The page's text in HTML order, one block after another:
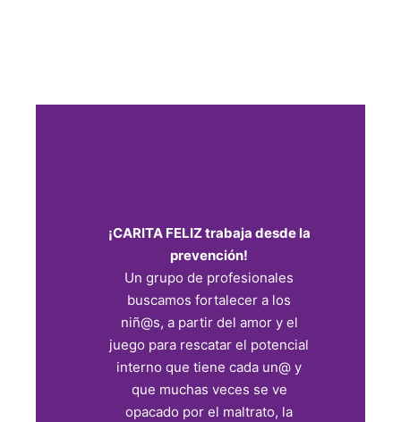
¡CARITA FELIZ trabaja desde la
prevención!
Un grupo de profesionales
buscamos fortalecer a los
niñ@s, a partir del amor y el
juego para rescatar el potencial
interno que tiene cada un@ y
que muchas veces se ve
opacado por el maltrato, la